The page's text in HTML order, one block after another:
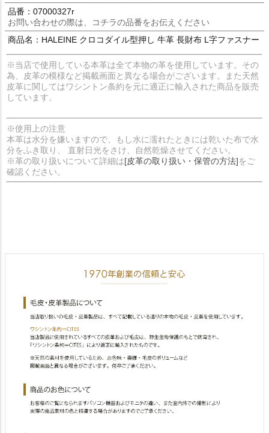
品番：07000327r
お問い合わせの際は、コチラの品番をお伝えください
商品名：HALEINE クロコダイル型押し 牛革 長財布 L字ファスナー
※当店で使用している本革は全て本物の革を使用しています。その
為、皮革の模様など掲載画面と異なる場合がございます。また天然
皮革に関してはワシントン条約を元に適正に輸入された商品を販売
しています。
※使用上の注意
本革は水分を嫌いますので、もし水に濡れたときには乾いた布で水
分をふき取り、 直射日光をさけ、自然乾燥させてください。
※革の取り扱いについて詳細は[皮革の取り扱い・保管の方法]をご
確認ください。